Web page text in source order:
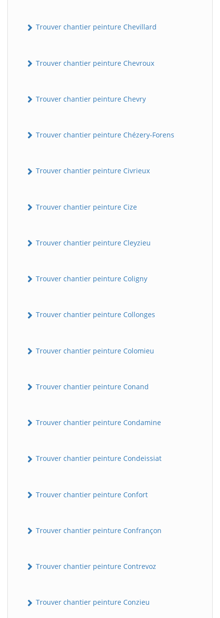
Trouver chantier peinture Chevillard
Trouver chantier peinture Chevroux
Trouver chantier peinture Chevry
Trouver chantier peinture Chézery-Forens
Trouver chantier peinture Civrieux
Trouver chantier peinture Cize
Trouver chantier peinture Cleyzieu
Trouver chantier peinture Coligny
Trouver chantier peinture Collonges
Trouver chantier peinture Colomieu
Trouver chantier peinture Conand
Trouver chantier peinture Condamine
Trouver chantier peinture Condeissiat
Trouver chantier peinture Confort
Trouver chantier peinture Confrançon
Trouver chantier peinture Contrevoz
Trouver chantier peinture Conzieu